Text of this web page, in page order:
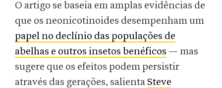
O artigo se baseia em amplas evidências de
que os neonicotinoides desempenham um
papel no declínio das populações de
abelhas e outros insetos benéficos — mas
sugere que os efeitos podem persistir
através das gerações, salienta Steve